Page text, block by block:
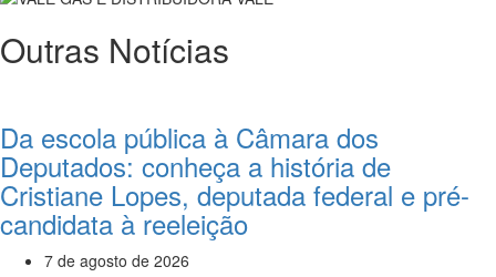
Outras Notícias
Da escola pública à Câmara dos
Deputados: conheça a história de
Cristiane Lopes, deputada federal e pré-
candidata à reeleição
7 de agosto de 2026